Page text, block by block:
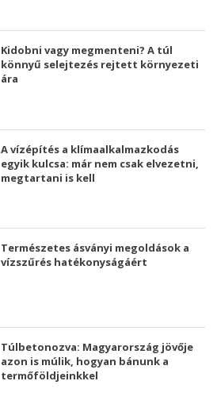
Kidobni vagy megmenteni? A túl
könnyű selejtezés rejtett környezeti
ára
A vízépítés a klímaalkalmazkodás
egyik kulcsa: már nem csak elvezetni,
megtartani is kell
Természetes ásványi megoldások a
vízszűrés hatékonyságáért
Túlbetonozva: Magyarország jövője
azon is múlik, hogyan bánunk a
termőföldjeinkkel